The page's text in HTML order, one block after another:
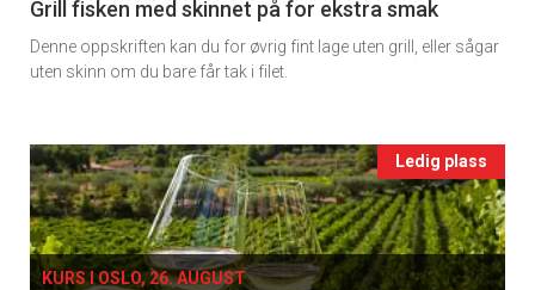
11
Ukens
Grill fisken med skinnet på for ekstra smak
Denne oppskriften kan du for øvrig fint lage uten grill, eller sågar
uten skinn om du bare får tak i filet.
Events
single
Ledig plass
KURS I OSLO, 26. AUGUST